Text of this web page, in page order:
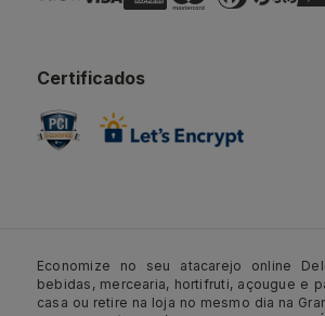
Certificados
Economize no seu atacarejo online
bebidas, mercearia, hortifruti, açougue e
casa ou retire na loja no mesmo dia na